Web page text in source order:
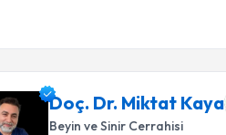
Doç. Dr. Miktat Kaya
Beyin ve Sinir Cerrahisi